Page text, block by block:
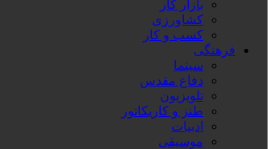
بازار کار
کشاورزی
کسب و کار
فرهنگی
سینما
دفاع مقدس
تلویزیون
طنز و کاریکاتور
ادبیات
موسیقی